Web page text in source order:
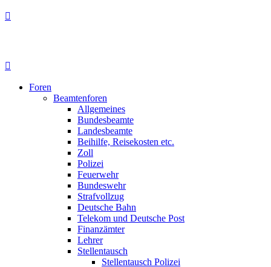
Foren
Beamtenforen
Allgemeines
Bundesbeamte
Landesbeamte
Beihilfe, Reisekosten etc.
Zoll
Polizei
Feuerwehr
Bundeswehr
Strafvollzug
Deutsche Bahn
Telekom und Deutsche Post
Finanzämter
Lehrer
Stellentausch
Stellentausch Polizei